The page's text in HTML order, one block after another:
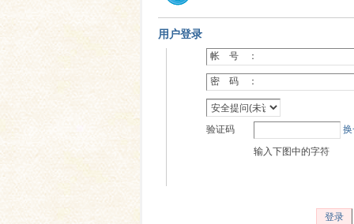
用户登录
帐 号 ：
密 码 ：
验证码
输入下图中的字符
登录